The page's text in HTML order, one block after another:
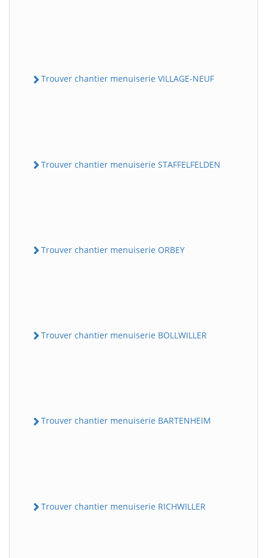
Trouver chantier menuiserie VILLAGE-NEUF
Trouver chantier menuiserie STAFFELFELDEN
Trouver chantier menuiserie ORBEY
Trouver chantier menuiserie BOLLWILLER
Trouver chantier menuiserie BARTENHEIM
Trouver chantier menuiserie RICHWILLER